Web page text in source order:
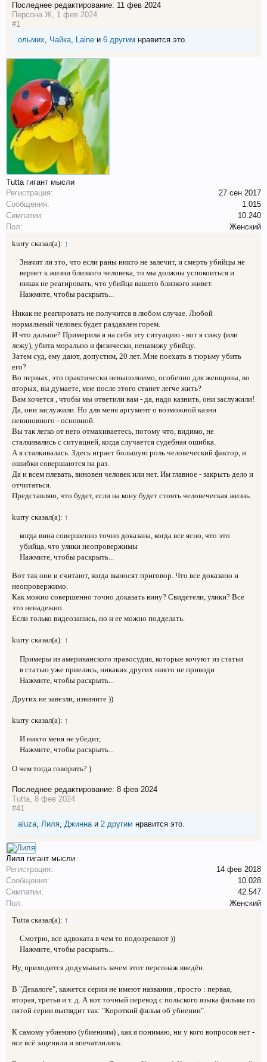
Последнее редактирование: 11 фев 2024
Персона Ж, 1 фев 2024
#1
ольмих, Чайка, Laine и 6 другим нравится это.
Tutta гигант мысли
Регистрация:
27 сен 2017
Сообщения:
1.015
Симпатии:
10.240
Пол:
Женский
kurry сказал(а): ↑
Значит ли это, что если раны никто не залечит, и смерть убийцы не
вернет к жизни близкого человека, то мы должны успокоиться и
никак не реагировать, что убийца вашего близкого живет.
Нажмите, чтобы раскрыть...
Никак не реагировать не получится в любом случае. Любой
нормальный человек будет раздавлен горем.
И что дальше? Примерила я на себя эту ситуацию - вот я сижу (или
лежу), убита морально и физически, ненавижу убийцу.
Затем суд, ему дают, допустим, 20 лет. Мне поехать в тюрьму убить
его?
Во первых, это практически невыполнимо, особенно для женщины, во
вторых, вы думаете, мне после этого станет легче жить?
Вам хочется , чтобы мы ответили вам - да, надо казнить, они заслужили!
Да, они заслужили. Но для меня аргумент о возможной казни
невиновного - основной.
Вы так легко от него отмахиваетесь, потому что, видимо, не
сталкивались с ситуацией, когда случается судебная ошибка.
А я сталкивалась. Здесь играет большую роль человеческий фактор, и
ошибки совершаются на раз.
Да и всем плевать, виновен человек или нет. Им главное - закрыть дело и
отчитаться.
Представляю, что будет, если на кону будет стоять человеческая жизнь.
kurry сказал(а): ↑
когда вина совершенно точно доказана, когда все ясно, что это
убийца, что улики неопровержимы
Нажмите, чтобы раскрыть...
Вот так они и считают, когда выносят приговор. Что все доказано и
неопровержимо.
Как можно совершенно точно доказать вину? Свидетели, улики? Все
это ненадежно.
Если только видеозапись, но и ее можно подделать.
kurry сказал(а): ↑
Примеры из американского правосудия, которые кочуют из статьи
в статью уже приелись, никаких других никто не приводи
Нажмите, чтобы раскрыть...
Других не завезли, извините ))
kurry сказал(а): ↑
И никто меня не убедит,
Нажмите, чтобы раскрыть...
О чем тогда говорить? )
Последнее редактирование: 8 фев 2024
Tutta 8 фев 2024
#41
aluza Лиля Джинна и 2 другим нравится это.
Лиля гигант мысли
Регистрация:
14 фев 2018
Сообщения:
10.028
Симпатии:
42.547
Пол:
Женский
Tutta сказал(а): ↑
Смотрю, все адвоката в чем то подозревают ))
Нажмите, чтобы раскрыть...
Ну, приходится додумывать зачем этот персонаж введён.
В "Декалоге", кажется серии не имеют названия , просто : первая,
вторая, третья и т. д. А вот точный перевод с польского языка фильма по
пятой серии выглядит так: "Короткий фильм об убиении".
К самому убиению (убиениям) , как я понимаю, ни у кого вопросов нет -
все всё заценили и впечатлились.